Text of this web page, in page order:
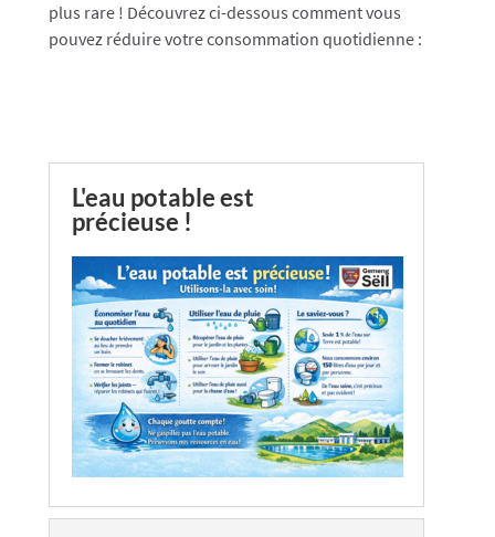
plus rare ! Découvrez ci-dessous comment vous
pouvez réduire votre consommation quotidienne :
L'eau potable est
précieuse !